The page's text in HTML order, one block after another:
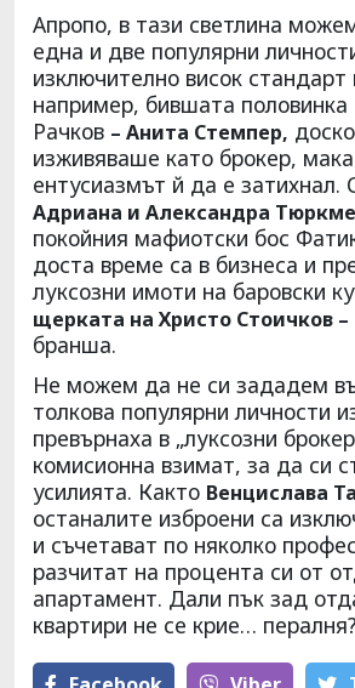
Апропо, в тази светлина
една и две популярни
изключително висок
например, бившата
Рачков – Анита Стемпер,
изживяваше като брокер,
ентусиазмът й да е затихнал.
Адриана и Александра
покойния мафиотски бос
доста време са в бизнеса и
луксозни имоти на баровски
щерката на Христо Стоичков
бранша.
Не можем да не си зададем
толкова популярни личности
превърнаха в „луксозни
комисионна взимат, за да си
усилията. Както Венцислава
останалите изброени са
и съчетават по няколко
разчитат на процента си от
апартамент. Дали пък зад
квартири не се крие… пералня?